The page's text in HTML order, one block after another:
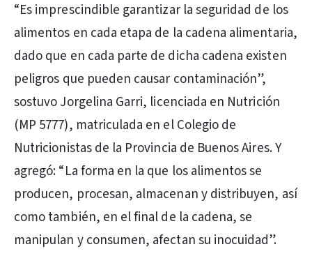
“Es imprescindible garantizar la seguridad de los
alimentos en cada etapa de la cadena alimentaria,
dado que en cada parte de dicha cadena existen
peligros que pueden causar contaminación”,
sostuvo Jorgelina Garri, licenciada en Nutrición
(MP 5777), matriculada en el Colegio de
Nutricionistas de la Provincia de Buenos Aires. Y
agregó: “La forma en la que los alimentos se
producen, procesan, almacenan y distribuyen, así
como también, en el final de la cadena, se
manipulan y consumen, afectan su inocuidad”.